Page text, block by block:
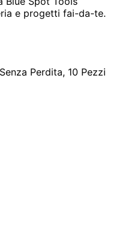
e progetti fai-da-te.
Perdita, 10 Pezzi